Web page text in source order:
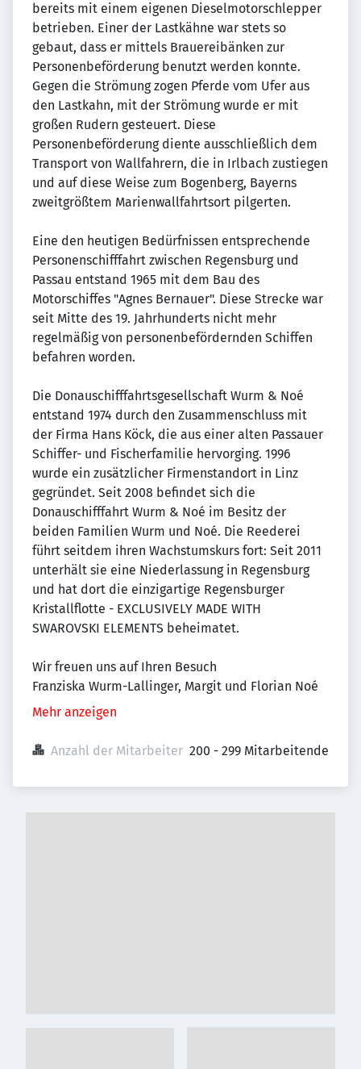
bereits mit einem eigenen Dieselmotorschlepper
betrieben. Einer der Lastkähne war stets so
gebaut, dass er mittels Brauereibänken zur
Personenbeförderung benutzt werden konnte.
Gegen die Strömung zogen Pferde vom Ufer aus
den Lastkahn, mit der Strömung wurde er mit
großen Rudern gesteuert. Diese
Personenbeförderung diente ausschließlich dem
Transport von Wallfahrern, die in Irlbach zustiegen
und auf diese Weise zum Bogenberg, Bayerns
zweitgrößtem Marienwallfahrtsort pilgerten.
Eine den heutigen Bedürfnissen entsprechende
Personenschifffahrt zwischen Regensburg und
Passau entstand 1965 mit dem Bau des
Motorschiffes "Agnes Bernauer". Diese Strecke war
seit Mitte des 19. Jahrhunderts nicht mehr
regelmäßig von personenbefördernden Schiffen
befahren worden.
Die Donauschifffahrtsgesellschaft Wurm & Noé
entstand 1974 durch den Zusammenschluss mit
der Firma Hans Köck, die aus einer alten Passauer
Schiffer- und Fischerfamilie hervorging. 1996
wurde ein zusätzlicher Firmenstandort in Linz
gegründet. Seit 2008 befindet sich die
Donauschifffahrt Wurm & Noé im Besitz der
beiden Familien Wurm und Noé. Die Reederei
führt seitdem ihren Wachstumskurs fort: Seit 2011
unterhält sie eine Niederlassung in Regensburg
und hat dort die einzigartige Regensburger
Kristallflotte - EXCLUSIVELY MADE WITH
SWAROVSKI ELEMENTS beheimatet.
Wir freuen uns auf Ihren Besuch
Franziska Wurm-Lallinger, Margit und Florian Noé
Mehr anzeigen
Anzahl der Mitarbeiter 200 - 299 Mitarbeitende